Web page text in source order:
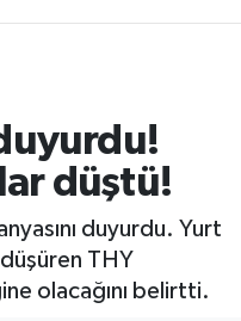
düştü!
duyurdu. Yurt
THY
olacağını belirtti.
Fikstür